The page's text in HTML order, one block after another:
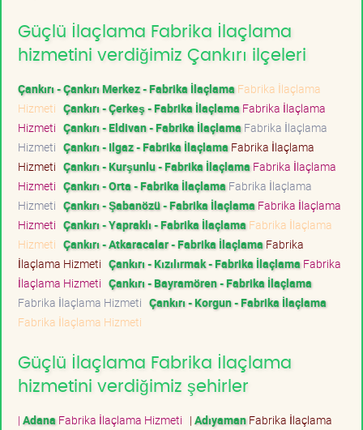
Güçlü İlaçlama Fabrika İlaçlama
hizmetini verdiğimiz Çankırı ilçeleri
Çankırı - Çankırı Merkez - Fabrika İlaçlama Fabrika İlaçlama
Hizmeti Çankırı - Çerkeş - Fabrika İlaçlama Fabrika İlaçlama
Hizmeti Çankırı - Eldivan - Fabrika İlaçlama Fabrika İlaçlama
Hizmeti Çankırı - Ilgaz - Fabrika İlaçlama Fabrika İlaçlama
Hizmeti Çankırı - Kurşunlu - Fabrika İlaçlama Fabrika İlaçlama
Hizmeti Çankırı - Orta - Fabrika İlaçlama Fabrika İlaçlama
Hizmeti Çankırı - Şabanözü - Fabrika İlaçlama Fabrika İlaçlama
Hizmeti Çankırı - Yapraklı - Fabrika İlaçlama Fabrika İlaçlama
Hizmeti Çankırı - Atkaracalar - Fabrika İlaçlama Fabrika
İlaçlama Hizmeti Çankırı - Kızılırmak - Fabrika İlaçlama Fabrika
İlaçlama Hizmeti Çankırı - Bayramören - Fabrika İlaçlama
Fabrika İlaçlama Hizmeti Çankırı - Korgun - Fabrika İlaçlama
Fabrika İlaçlama Hizmeti
Güçlü İlaçlama Fabrika İlaçlama
hizmetini verdiğimiz şehirler
| Adana Fabrika İlaçlama Hizmeti | AdıyamanFabrika İlaçlama